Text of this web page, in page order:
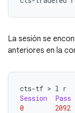
La sesión se
anteriores en la
cts-tf > l r
Session
Pass
0
2092